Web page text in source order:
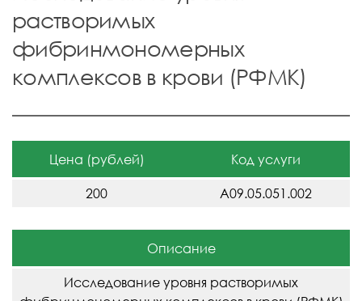
растворимых
фибринмономерных
комплексов в крови (РФМК)
Цена (рублей) Код услуги
200 A09.05.051.002
Описание
Исследование уровня растворимых